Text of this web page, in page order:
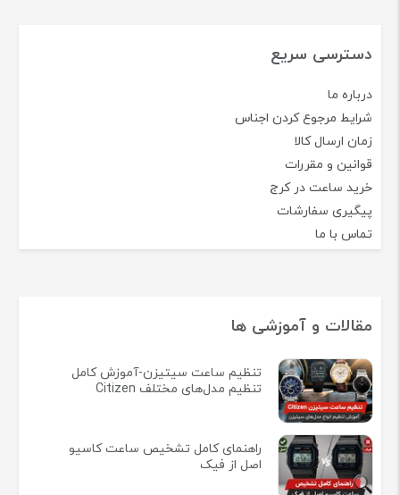
دسترسی سریع
درباره ما
شرایط مرجوع کردن اجناس
زمان ارسال کالا
قوانین و مقررات
خرید ساعت در کرج
پیگیری سفارشات
تماس با ما
مقالات و آموزشی ها
تنظیم ساعت سیتیزن-آموزش کامل
تنظیم مدل‌های مختلف Citizen
راهنمای کامل تشخیص ساعت کاسیو
اصل از فیک